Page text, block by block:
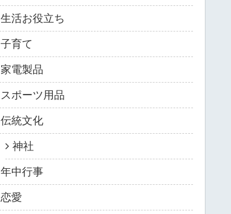
生活お役立ち
子育て
家電製品
スポーツ用品
伝統文化
神社
年中行事
恋愛